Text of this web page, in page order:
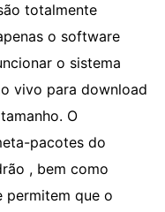
totalmente
o software
o sistema
vivo para download
O
pacotes do
, bem como
permitem que o